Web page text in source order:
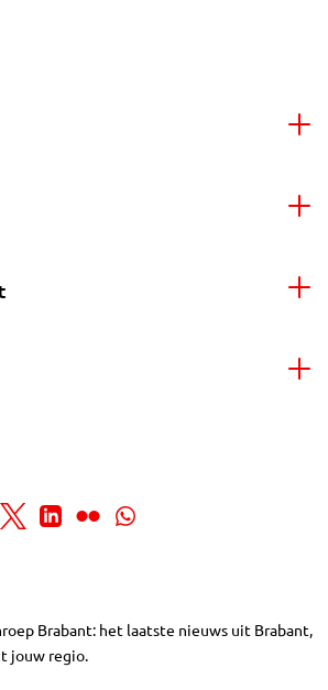
Brabant: het laatste nieuws uit Brabant,
jouw regio.